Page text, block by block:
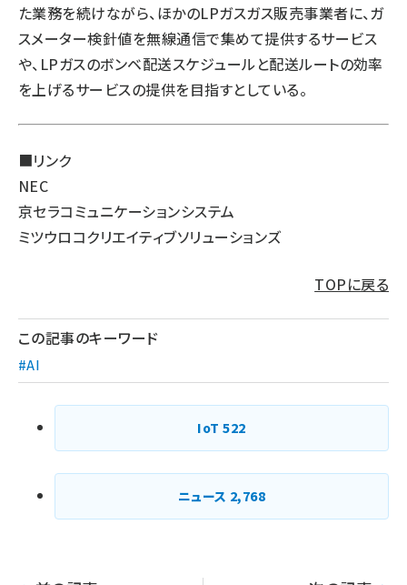
た業務を続けながら、ほかのLPガスガス販売事業者に、ガ
スメーター検針値を無線通信で集めて提供するサービス
や、LPガスのボンベ配送スケジュールと配送ルートの効率
を上げるサービスの提供を目指すとしている。
■リンク
NEC
京セラコミュニケーションシステム
ミツウロコクリエイティブソリューションズ
TOPに戻る
この記事のキーワード
#AI
IoT522
ニュース 2,768